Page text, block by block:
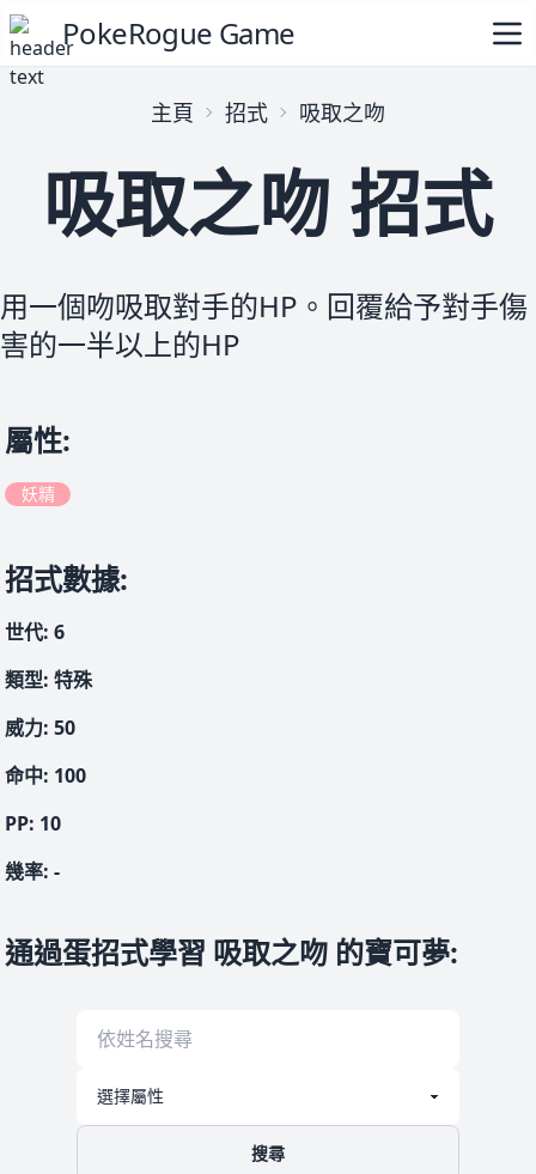
PokeRogue Game
主頁 招式 吸取之吻
吸取之吻 招式
用一個吻吸取對手的HP。回覆給予對手傷
害的一半以上的HP
屬性:
妖精
招式數據:
世代: 6
類型: 特殊
威力: 50
命中: 100
PP: 10
幾率: -
通過蛋招式學習 吸取之吻 的寶可夢:
搜尋